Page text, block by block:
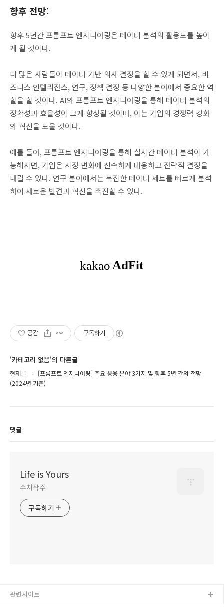
향후 전망:
향후 5년간 프롬프트 엔지니어링은 데이터 분석의 활용도를 높이
게 될 것이다.
더 많은 사람들이 데이터 기반 의사 결정을 할 수 있게 되면서, 비
즈니스 인텔리전스, 연구, 정책 결정 등 다양한 분야에서 중요한 역
할을 할 것이다. AI와 프롬프트 엔지니어링을 통해 데이터 분석의
정확성과 효율성이 크게 향상될 것이며, 이는 기업의 경쟁력 강화
와 혁신을 도울 것이다.
예를 들어, 프롬프트 엔지니어링을 통해 실시간 데이터 분석이 가
능해지면, 기업은 시장 변화에 신속하게 대응하고 전략적 결정을
내릴 수 있다. 연구 분야에서는 복잡한 데이터 세트를 빠르게 분석
하여 새로운 발견과 혁신을 촉진할 수 있다.
공감 구독하기
'카테고리 없음'의 다른글
현재글
[프롬프트 엔지니어링] 주요 응용 분야 3가지 및 향후 5년 간의 전망
(2024년 기준)
댓글
Life is Yours
수처작주
구독하기
관련사이트